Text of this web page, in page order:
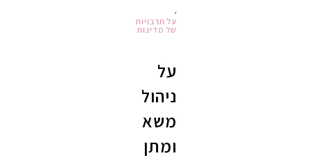
על תרבויות
של מדינות
על
ניהול
משא
ומתן